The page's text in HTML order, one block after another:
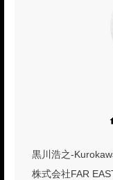
黒川浩之-
株式会社FAR